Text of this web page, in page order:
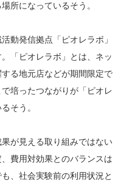
所になっているそう。
動発信拠点「ピオレラボ」
「ピオレラボ」とは、ネッ
る地元店などが期間限定で
培ったつながりが「ピオレ
そう。
が見える取り組みではない
費用対効果とのバランスは
、社会実験前の利用状況と